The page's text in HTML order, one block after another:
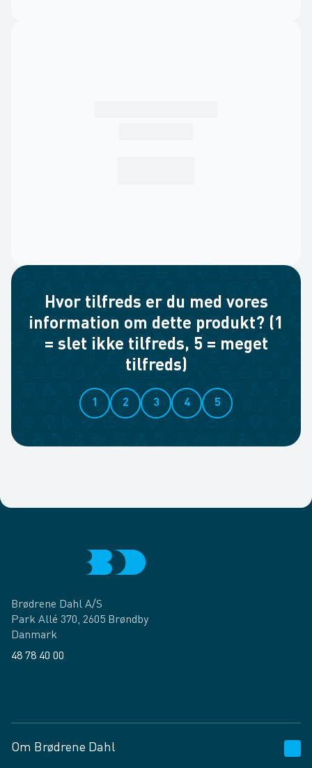
Hvor tilfreds er du med vores
information om dette produkt? (1
= slet ikke tilfreds, 5 = meget
tilfreds)
1 2 3 4 5
Brødrene Dahl A/S
Park Allé 370, 2605 Brøndby
Danmark
48 78 40 00
Om Brødrene Dahl